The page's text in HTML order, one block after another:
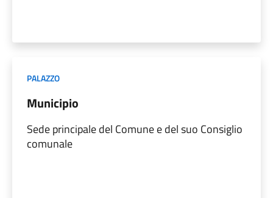
PALAZZO
Municipio
Sede principale del Comune e del suo Consiglio
comunale